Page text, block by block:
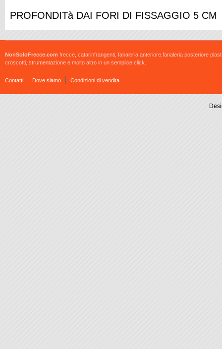
PROFONDITà DAI FORI DI FISSAGGIO 5 CM
NonSoloFrecce.com frecce, catarinfrangenti, fanaleria anteriore,fanaleria posteriore
croscotti, strumentazione e molto altro in un semplice click.
Contatti Dove siamo Condizioni di vendita